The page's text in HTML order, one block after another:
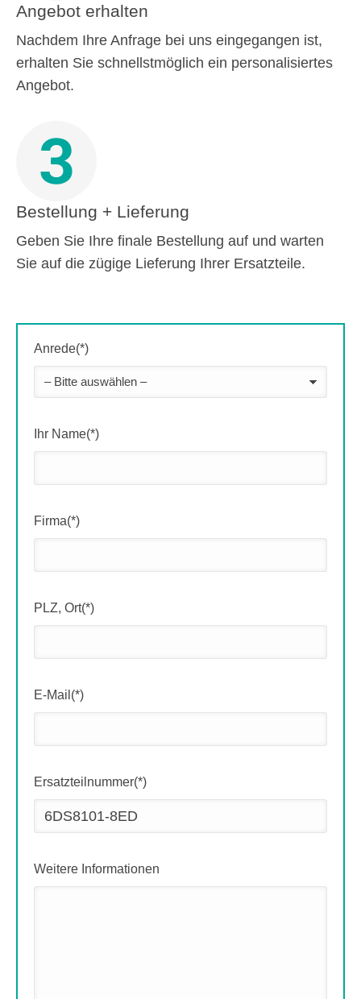
Angebot erhalten
Nachdem Ihre Anfrage bei uns eingegangen ist,
erhalten Sie schnellstmöglich ein personalisiertes
Angebot.
3
Bestellung + Lieferung
Geben Sie Ihre finale Bestellung auf und warten
Sie auf die zügige Lieferung Ihrer Ersatzteile.
Anrede(*)
Ihr Name(*)
Firma(*)
PLZ, Ort(*)
E-Mail(*)
Ersatzteilnummer(*)
Weitere Informationen